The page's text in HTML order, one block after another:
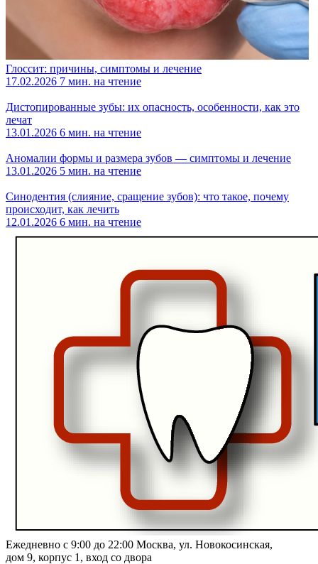
Глоссит: причины, симптомы и лечение
17.02.2026 7 мин. на чтение
Дистопированные зубы: их опасность, особенности, как это
лечат
13.01.2026 6 мин. на чтение
Аномалии формы и размера зубов — симптомы и лечение
13.01.2026 5 мин. на чтение
Синодентия (слияние, сращение зубов): что такое, почему
происходит, как лечить
12.01.2026 6 мин. на чтение
Ежедневно с 9:00 до 22:00 Москва, ул. Новокосинская,
дом 9, корпус 1, вход со двора